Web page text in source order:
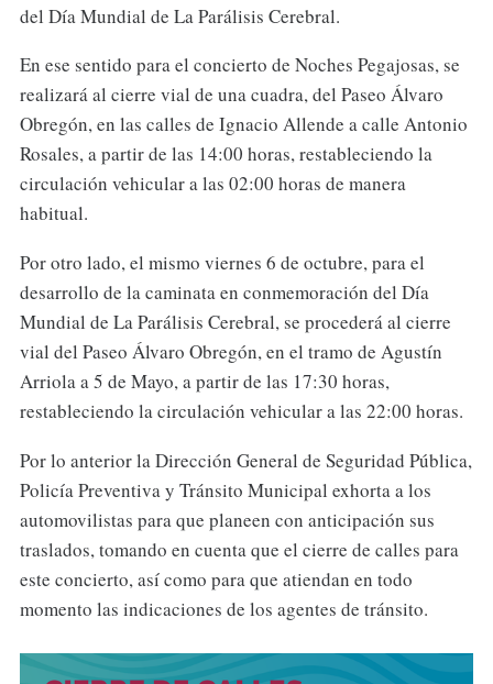
del Día Mundial de La Parálisis Cerebral.
En ese sentido para el concierto de Noches Pegajosas, se
realizará al cierre vial de una cuadra, del Paseo Álvaro
Obregón, en las calles de Ignacio Allende a calle Antonio
Rosales, a partir de las 14:00 horas, restableciendo la
circulación vehicular a las 02:00 horas de manera
habitual.
Por otro lado, el mismo viernes 6 de octubre, para el
desarrollo de la caminata en conmemoración del Día
Mundial de La Parálisis Cerebral, se procederá al cierre
vial del Paseo Álvaro Obregón, en el tramo de Agustín
Arriola a 5 de Mayo, a partir de las 17:30 horas,
restableciendo la circulación vehicular a las 22:00 horas.
Por lo anterior la Dirección General de Seguridad Pública,
Policía Preventiva y Tránsito Municipal exhorta a los
automovilistas para que planeen con anticipación sus
traslados, tomando en cuenta que el cierre de calles para
este concierto, así como para que atiendan en todo
momento las indicaciones de los agentes de tránsito.